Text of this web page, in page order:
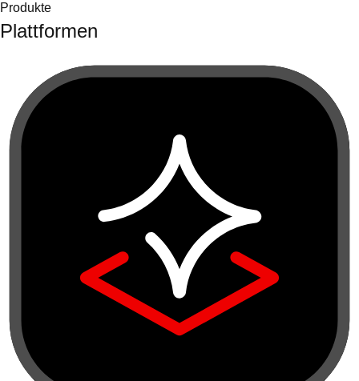
Produkte
Plattformen